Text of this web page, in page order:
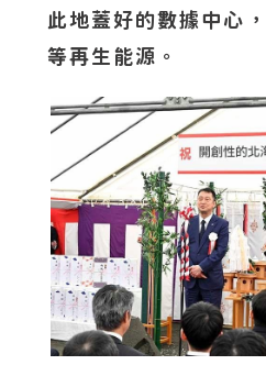
此地蓋好的數據中心
等再生能源。